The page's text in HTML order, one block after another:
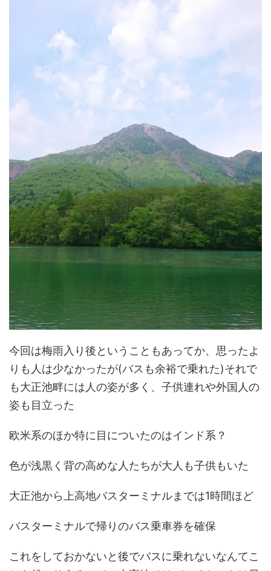
今回は梅雨入り後ということもあってか、思ったよ
りも人は少なかったが(バスも余裕で乗れた)それで
も大正池畔には人の姿が多く、子供連れや外国人の
姿も目立った
欧米系のほか特に目についたのはインド系？
色が浅黒く背の高めな人たちが大人も子供もいた
大正池から上高地バスターミナルまでは1時間ほど
バスターミナルで帰りのバス乗車券を確保
これをしておかないと後でバスに乗れないなんてこ